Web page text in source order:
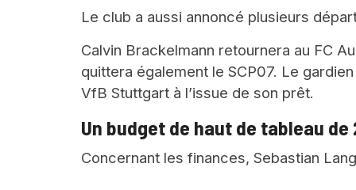
Le club a aussi annoncé plusieurs
Calvin Brackelmann retournera au FC
quittera également le SCP07. Le
VfB Stuttgart à l’issue de son prêt.
Un budget de haut de tableau de
Concernant les finances, Sebastian